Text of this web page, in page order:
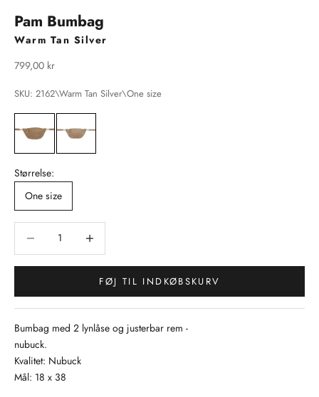
Pam Bumbag
Warm Tan Silver
Salgspris
799,00 kr
SKU: 2162\Warm Tan Silver\One size
Størrelse:
One size
FØJ TIL INDKØBSKURV
Bumbag med 2 lynlåse og justerbar rem -
nubuck.
Kvalitet: Nubuck
Mål: 18 x 38